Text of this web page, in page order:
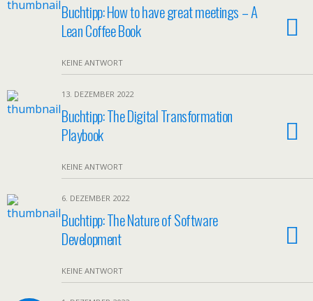
Buchtipp: How to have great meetings – A
Lean Coffee Book
KEINE ANTWORT
13. DEZEMBER 2022
Buchtipp: The Digital Transformation
Playbook
KEINE ANTWORT
6. DEZEMBER 2022
Buchtipp: The Nature of Software
Development
KEINE ANTWORT